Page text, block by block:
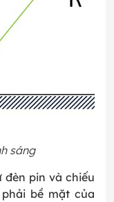
sáng
đèn pin và chiếu
bề mặt của